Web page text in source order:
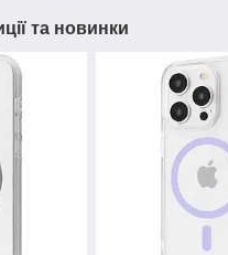
та новинки